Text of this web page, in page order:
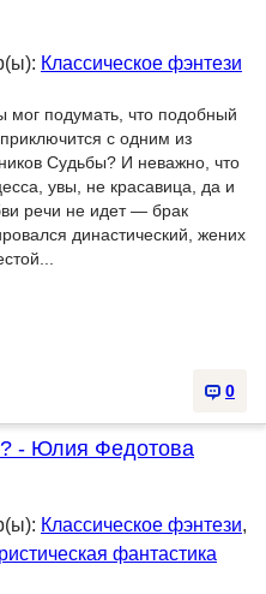
Классическое фэнтези
мог подумать, что подобный
приключится с одним из
Судьбы? И неважно, что
увы, не красавица, да и
речи не идет — брак
династический, жених
0
- Юлия Федотова
Классическое фэнтези,
фантастика